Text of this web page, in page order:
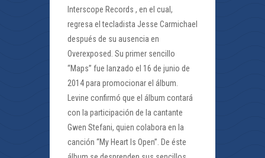
Interscope Records , en el cual,
regresa el tecladista Jesse Carmichael
después de su ausencia en
Overexposed. Su primer sencillo
“Maps” fue lanzado el 16 de junio de
2014 para promocionar el álbum.
Levine confirmó que el álbum contará
con la participación de la cantante
Gwen Stefani, quien colabora en la
canción “My Heart Is Open”. De éste